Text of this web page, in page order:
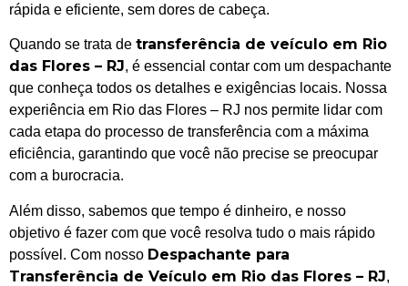
rápida e eficiente, sem dores de cabeça.
Quando se trata de transferência de veículo em Rio
das Flores – RJ, é essencial contar com um despachante
que conheça todos os detalhes e exigências locais. Nossa
experiência em Rio das Flores – RJ nos permite lidar com
cada etapa do processo de transferência com a máxima
eficiência, garantindo que você não precise se preocupar
com a burocracia.
Além disso, sabemos que tempo é dinheiro, e nosso
objetivo é fazer com que você resolva tudo o mais rápido
possível. Com nosso Despachante para
Transferência de Veículo em Rio das Flores – RJ,